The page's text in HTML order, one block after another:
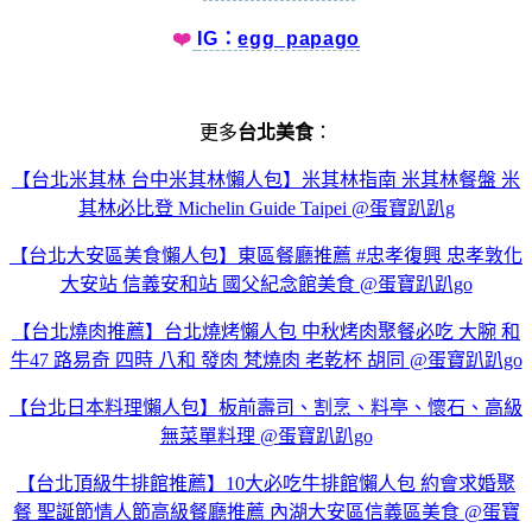
❤️ IG：egg_papago
更多台北美食：
【台北米其林 台中米其林懶人包】米其林指南 米其林餐盤 米
其林必比登 Michelin Guide Taipei @蛋寶趴趴g
【台北大安區美食懶人包】東區餐廳推薦 #忠孝復興 忠孝敦化
大安站 信義安和站 國父紀念館美食 @蛋寶趴趴go
【台北燒肉推薦】台北燒烤懶人包 中秋烤肉聚餐必吃 大腕 和
牛47 路易奇 四時 八和 發肉 梵燒肉 老乾杯 胡同 @蛋寶趴趴go
【台北日本料理懶人包】板前壽司、割烹、料亭、懷石、高級
無菜單料理 @蛋寶趴趴go
【台北頂級牛排館推薦】10大必吃牛排館懶人包 約會求婚聚
餐 聖誕節情人節高級餐廳推薦 內湖大安區信義區美食 @蛋寶